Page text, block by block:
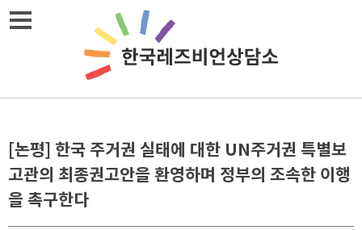
Skip
[논평] 한국 주거권 실태에 대한 UN주거권 특별보
고관의 최종권고안을 환영하며 정부의 조속한 이행
을 촉구한다